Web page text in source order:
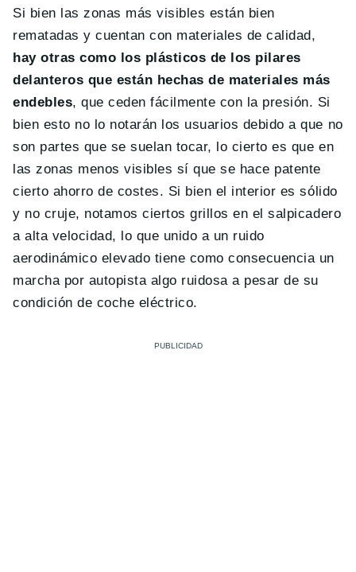
Si bien las zonas más visibles están bien
rematadas y cuentan con materiales de calidad,
hay otras como los plásticos de los pilares
delanteros que están hechas de materiales más
endebles, que ceden fácilmente con la presión. Si
bien esto no lo notarán los usuarios debido a que no
son partes que se suelan tocar, lo cierto es que en
las zonas menos visibles sí que se hace patente
cierto ahorro de costes. Si bien el interior es sólido
y no cruje, notamos ciertos grillos en el salpicadero
a alta velocidad, lo que unido a un ruido
aerodinámico elevado tiene como consecuencia un
marcha por autopista algo ruidosa a pesar de su
condición de coche eléctrico.